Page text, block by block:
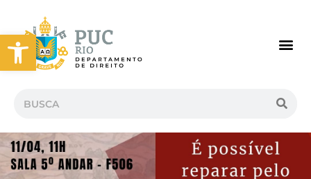
Abrir a barra de ferramentas